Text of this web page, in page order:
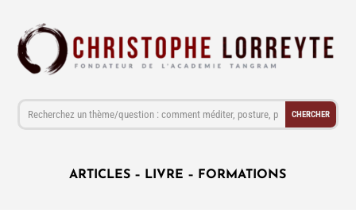
ARTICLES – LIVRE – FORMATIONS